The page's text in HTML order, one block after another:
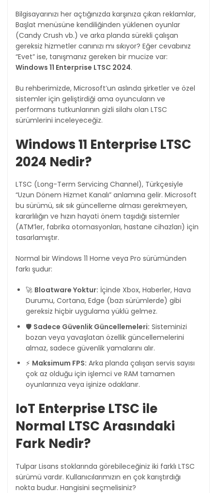
Bilgisayarınızı her açtığınızda karşınıza çıkan reklamlar,
Başlat menüsüne kendiliğinden yüklenen oyunlar
(Candy Crush vb.) ve arka planda sürekli çalışan
gereksiz hizmetler canınızı mı sıkıyor? Eğer cevabınız
“Evet” ise, tanışmanız gereken bir mucize var:
Windows 11 Enterprise LTSC 2024.
Bu rehberimizde, Microsoft’un aslında şirketler ve özel
sistemler için geliştirdiği ama oyuncuların ve
performans tutkunlarının gizli silahı olan LTSC
sürümlerini inceleyeceğiz.
Windows 11 Enterprise LTSC
2024 Nedir?
LTSC (Long-Term Servicing Channel), Türkçesiyle
“Uzun Dönem Hizmet Kanalı” anlamına gelir. Microsoft
bu sürümü, sık sık güncelleme alması gerekmeyen,
kararlılığın ve hızın hayati önem taşıdığı sistemler
(ATM’ler, fabrika otomasyonları, hastane cihazları) için
tasarlamıştır.
Normal bir Windows 11 Home veya Pro sürümünden
farkı şudur:
🚀 Bloatware Yoktur: İçinde Xbox, Haberler, Hava
Durumu, Cortana, Edge (bazı sürümlerde) gibi
gereksiz hiçbir uygulama yüklü gelmez.
🛡️ Sadece Güvenlik Güncellemeleri: Sisteminizi
bozan veya yavaşlatan özellik güncellemelerini
almaz, sadece güvenlik yamalarını alır.
⚡ Maksimum FPS: Arka planda çalışan servis sayısı
çok az olduğu için işlemci ve RAM tamamen
oyunlarınıza veya işinize odaklanır.
IoT Enterprise LTSC ile
Normal LTSC Arasındaki
Fark Nedir?
Tulpar Lisans stoklarında görebileceğiniz iki farklı LTSC
sürümü vardır. Kullanıcılarımızın en çok karıştırdığı
nokta budur. Hangisini seçmelisiniz?